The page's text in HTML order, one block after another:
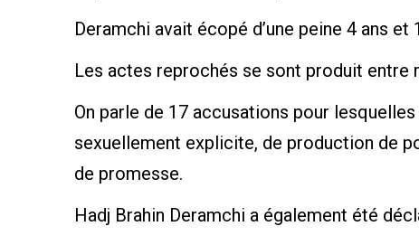
Deramchi avait écopé d’une peine 4 ans
Les actes reprochés se sont produit
On parle de 17 accusations pour
sexuellement explicite, de production de
de promesse.
Hadj Brahin Deramchi a également été